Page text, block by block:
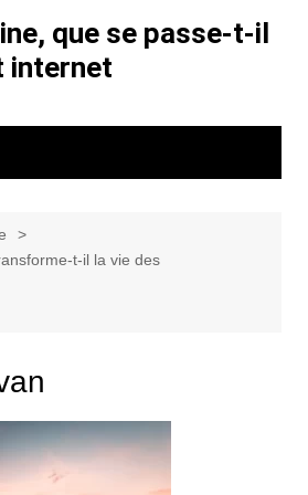
que se passe-t-il
internet
t-il la vie des